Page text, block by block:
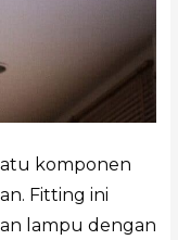
komponen
Fitting ini
lampu dengan